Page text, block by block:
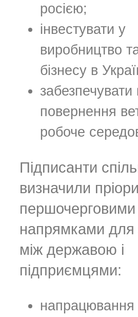
росією;
інвестувати у
виробництво
бізнесу в
забезпечувати
повернення
робоче
Підписанти
визначили
першочерговими
напрямками для
між державою і
підприємцями:
напрацювання